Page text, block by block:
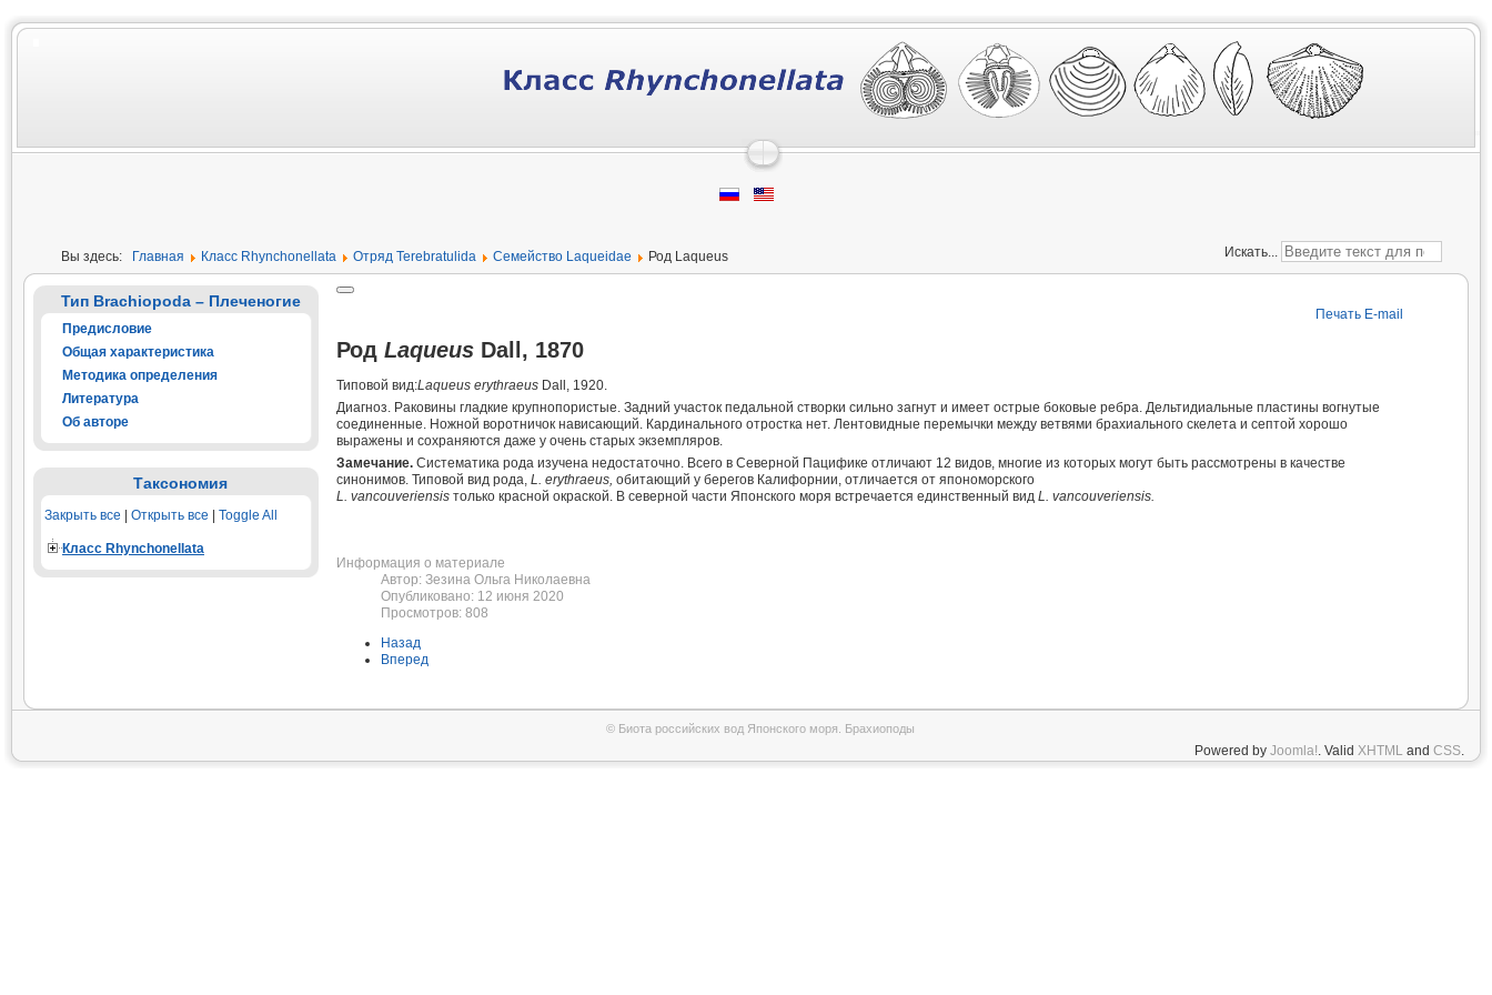
Искать...
Вы здесь: Главная Класс Rhynchonellata Отряд Terebratulida Семейство Laqueidae Род Laqueus
Тип Brachiopoda – Плеченогие
Предисловие
Общая характеристика
Методика определения
Литература
Об авторе
Таксономия
Закрыть все Открыть все Toggle All
Класс Rhynchonellata
Печать E-mail
РодLaqueus Dall, 1870
Типовой вид:Laqueus erythraeus Dall, 1920.
Диагноз. Раковины гладкие крупнопористые. Задний участок педальной створки сильно загнут и имеет острые боковые ребра. Дельтидиальные пластины вогнутые
соединенные. Ножной воротничок нависающий. Кардинального отростка нет. Лентовидные перемычки между ветвями брахиального скелета и септой хорошо
выражены и сохраняются даже у очень старых экземпляров.
Замечание.Систематика рода изучена недостаточно. Всего в Северной Пацифике отличают 12 видов, многие из которых могут быть рассмотрены в качестве
синонимов. Типовой вид рода, L. erythraeus, обитающий у берегов Калифорнии, отличается от япономорского
L. vancouveriensis только красной окраской. В северной части Японского моря встречается единственный вид L. vancouveriensis.
Информация о материале
Автор: Зезина Ольга Николаевна
Опубликовано: 12 июня 2020
Просмотров: 808
Назад
Вперед
© Биота российских вод Японского моря. Брахиоподы
Powered by Joomla!. Valid XHTML and CSS.